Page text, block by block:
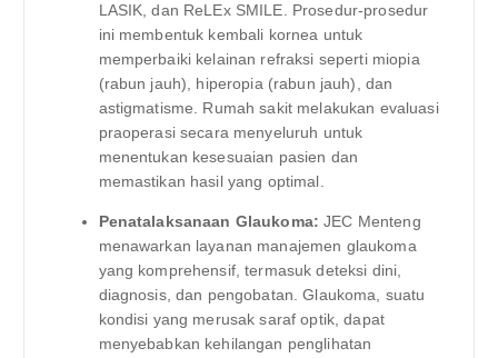
LASIK, dan ReLEx SMILE. Prosedur-prosedur
ini membentuk kembali kornea untuk
memperbaiki kelainan refraksi seperti miopia
(rabun jauh), hiperopia (rabun jauh), dan
astigmatisme. Rumah sakit melakukan evaluasi
praoperasi secara menyeluruh untuk
menentukan kesesuaian pasien dan
memastikan hasil yang optimal.
Penatalaksanaan Glaukoma: JEC Menteng
menawarkan layanan manajemen glaukoma
yang komprehensif, termasuk deteksi dini,
diagnosis, dan pengobatan. Glaukoma, suatu
kondisi yang merusak saraf optik, dapat
menyebabkan kehilangan penglihatan